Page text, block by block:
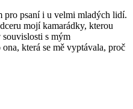
pro psaní i u velmi mladých lidí.
mojí kamarádky, kterou
souvislosti s mým
která se mě vyptávala, proč